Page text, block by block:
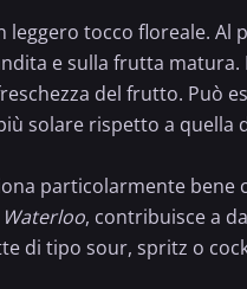
tocco floreale. Al
e sulla frutta matura.
del frutto. Può
solare rispetto a quella
particolarmente bene
Waterloo, contribuisce a
di tipo sour, spritz o